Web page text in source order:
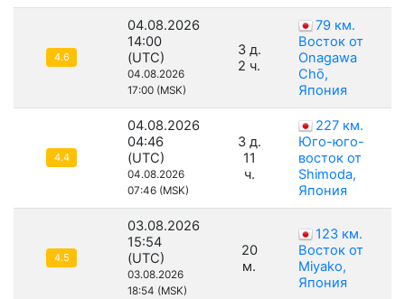
4.6
04.08.2026
14:00
(UTC)
04.08.2026
17:00 (MSK)
3 д.
2 ч.
79 км.
Восток от
Onagawa
Chō,
Япония
4.4
04.08.2026
04:46
(UTC)
04.08.2026
07:46 (MSK)
3 д.
11
ч.
227 км.
Юго-юго-
восток от
Shimoda,
Япония
4.5
03.08.2026
15:54
(UTC)
03.08.2026
18:54 (MSK)
20
м.
123 км.
Восток от
Miyako,
Япония